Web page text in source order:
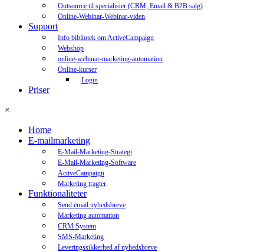
Outsource til specialister (CRM, Email & B2B salg)
Online-Webinar-Webinar-viden
Support
Info bibliotek om ActiveCampaign
Webshop
online-webinar-marketing-automation
Online-kurser
Login
Priser
×
Home
E-mailmarketing
E-Mail-Marketing-Strategi
E-Mail-Marketing-Software
ActiveCampaign
Marketing tragter
Funktionaliteter
Send email nyhedsbreve
Marketing automation
CRM System
SMS-Marketing
Leveringssikkerhed af nyhedsbreve